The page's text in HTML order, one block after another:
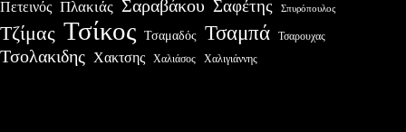
Πετεινός Πλακιάς Σαραβάκου Σαφέτης Σπυρόπουλος
Τζίμας Τσίκος Τσαμαδός Τσαμπά Τσαρουχας
Τσολακιδης Χακτσης Χαλιάσος Χαλιγιάννης